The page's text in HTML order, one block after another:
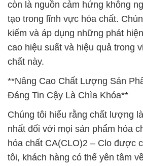
còn là nguồn cảm hứng không
tạo trong lĩnh vực hóa chất.
kiếm và áp dụng những phát
cao hiệu suất và hiệu quả trong
chất này.
**Nâng Cao Chất Lượng Sản
Đáng Tin Cậy Là Chìa Khóa**
Chúng tôi hiểu rằng chất lượng
nhất đối với mọi sản phẩm hóa
hóa chất CA(CLO)2 – Clo được
tôi, khách hàng có thể yên tâm